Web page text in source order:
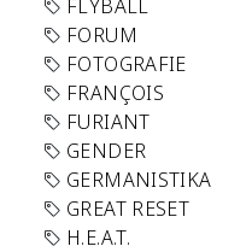
FLYBALL
FORUM
FOTOGRAFIE
FRANÇOIS
FURIANT
GENDER
GERMANISTIKA
GREAT RESET
H.E.A.T.